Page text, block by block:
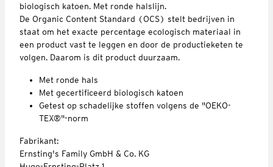
biologisch katoen. Met ronde halslijn.
De Organic Content Standard (OCS) stelt bedrijven in
staat om het exacte percentage ecologisch materiaal in
een product vast te leggen en door de productieketen te
volgen. Daarom is dit product duurzaam.
Met ronde hals
Met gecertificeerd biologisch katoen
Getest op schadelijke stoffen volgens de "OEKO-
TEX®"-norm
Fabrikant:
Ernsting's Family GmbH & Co. KG